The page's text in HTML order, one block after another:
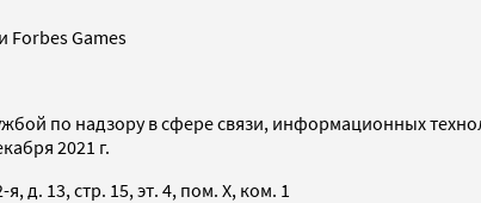
Forbes Games
по надзору в сфере связи, информационных
2021 г.
д. 13, стр. 15, эт. 4, пом. X, ком. 1